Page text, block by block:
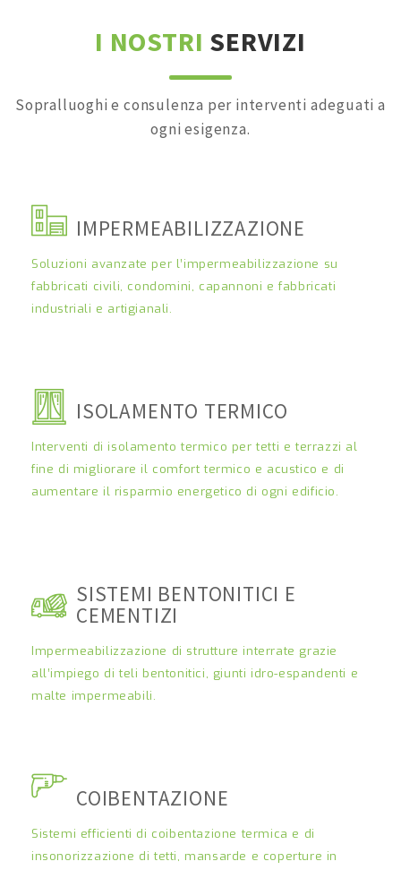
I NOSTRI SERVIZI
Sopralluoghi e consulenza per interventi adeguati a
ogni esigenza.
IMPERMEABILIZZAZIONE
Soluzioni avanzate per l’impermeabilizzazione su
fabbricati civili, condomini, capannoni e fabbricati
industriali e artigianali.
ISOLAMENTO TERMICO
Interventi di isolamento termico per tetti e terrazzi al
fine di migliorare il comfort termico e acustico e di
aumentare il risparmio energetico di ogni edificio.
SISTEMI BENTONITICI E
CEMENTIZI
Impermeabilizzazione di strutture interrate grazie
all’impiego di teli bentonitici, giunti idro-espandenti e
malte impermeabili.
COIBENTAZIONE
Sistemi efficienti di coibentazione termica e di
insonorizzazione di tetti, mansarde e coperture in